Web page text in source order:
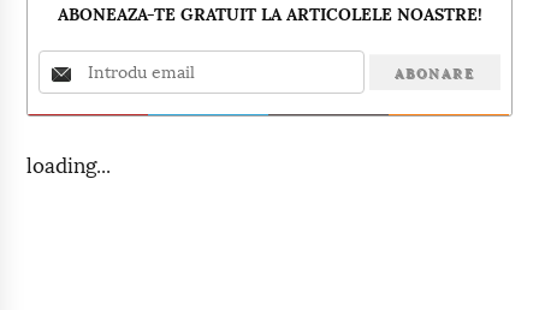
ABONEAZA-TE GRATUIT LA ARTICOLELE NOASTRE!
loading...